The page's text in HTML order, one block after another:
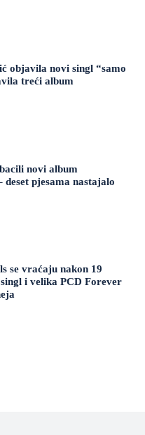
objavila novi singl “samo
treći album
novi album
deset pjesama nastajalo
se vraćaju nakon 19
i velika PCD Forever